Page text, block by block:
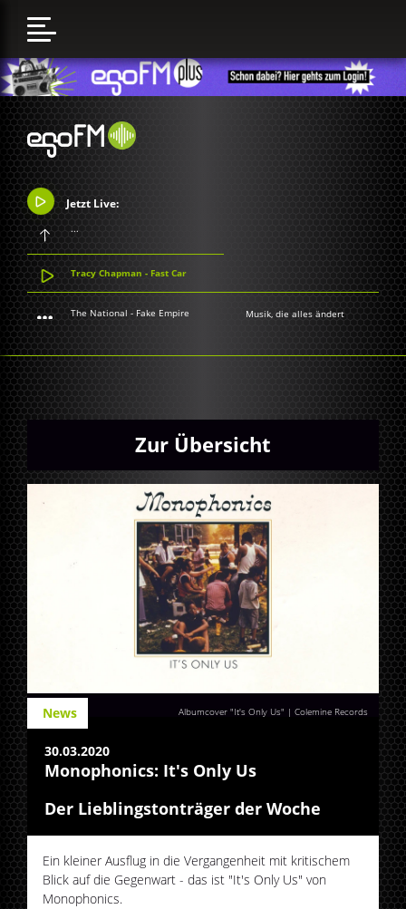
Jetzt Live:
...
Tracy Chapman - Fast Car
The National - Fake Empire Musik, die alles ändert
Zur Übersicht
Albumcover "It's Only Us" | Colemine Records
News
30.03.2020
Monophonics: It's Only Us
Der Lieblingstonträger der Woche
Ein kleiner Ausflug in die Vergangenheit mit kritischem
Blick auf die Gegenwart - das ist "It's Only Us" von
Monophonics.